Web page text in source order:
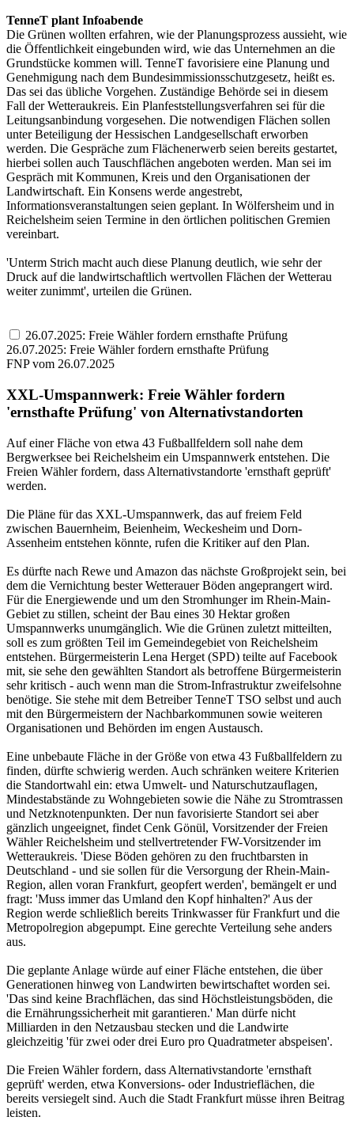
TenneT plant Infoabende
Die Grünen wollten erfahren, wie der Planungsprozess aussieht, wie
die Öffentlichkeit eingebunden wird, wie das Unternehmen an die
Grundstücke kommen will. TenneT favorisiere eine Planung und
Genehmigung nach dem Bundesimmissionsschutzgesetz, heißt es.
Das sei das übliche Vorgehen. Zuständige Behörde sei in diesem
Fall der Wetteraukreis. Ein Planfeststellungsverfahren sei für die
Leitungsanbindung vorgesehen. Die notwendigen Flächen sollen
unter Beteiligung der Hessischen Landgesellschaft erworben
werden. Die Gespräche zum Flächenerwerb seien bereits gestartet,
hierbei sollen auch Tauschflächen angeboten werden. Man sei im
Gespräch mit Kommunen, Kreis und den Organisationen der
Landwirtschaft. Ein Konsens werde angestrebt,
Informationsveranstaltungen seien geplant. In Wölfersheim und in
Reichelsheim seien Termine in den örtlichen politischen Gremien
vereinbart.
'Unterm Strich macht auch diese Planung deutlich, wie sehr der
Druck auf die landwirtschaftlich wertvollen Flächen der Wetterau
weiter zunimmt', urteilen die Grünen.
26.07.2025: Freie Wähler fordern ernsthafte Prüfung
26.07.2025: Freie Wähler fordern ernsthafte Prüfung
FNP vom 26.07.2025
XXL-Umspannwerk: Freie Wähler fordern
'ernsthafte Prüfung' von Alternativstandorten
Auf einer Fläche von etwa 43 Fußballfeldern soll nahe dem
Bergwerksee bei Reichelsheim ein Umspannwerk entstehen. Die
Freien Wähler fordern, dass Alternativstandorte 'ernsthaft geprüft'
werden.
Die Pläne für das XXL-Umspannwerk, das auf freiem Feld
zwischen Bauernheim, Beienheim, Weckesheim und Dorn-
Assenheim entstehen könnte, rufen die Kritiker auf den Plan.
Es dürfte nach Rewe und Amazon das nächste Großprojekt sein, bei
dem die Vernichtung bester Wetterauer Böden angeprangert wird.
Für die Energiewende und um den Stromhunger im Rhein-Main-
Gebiet zu stillen, scheint der Bau eines 30 Hektar großen
Umspannwerks unumgänglich. Wie die Grünen zuletzt mitteilten,
soll es zum größten Teil im Gemeindegebiet von Reichelsheim
entstehen. Bürgermeisterin Lena Herget (SPD) teilte auf Facebook
mit, sie sehe den gewählten Standort als betroffene Bürgermeisterin
sehr kritisch - auch wenn man die Strom-Infrastruktur zweifelsohne
benötige. Sie stehe mit dem Betreiber TenneT TSO selbst und auch
mit den Bürgermeistern der Nachbarkommunen sowie weiteren
Organisationen und Behörden im engen Austausch.
Eine unbebaute Fläche in der Größe von etwa 43 Fußballfeldern zu
finden, dürfte schwierig werden. Auch schränken weitere Kriterien
die Standortwahl ein: etwa Umwelt- und Naturschutzauflagen,
Mindestabstände zu Wohngebieten sowie die Nähe zu Stromtrassen
und Netzknotenpunkten. Der nun favorisierte Standort sei aber
gänzlich ungeeignet, findet Cenk Gönül, Vorsitzender der Freien
Wähler Reichelsheim und stellvertretender FW-Vorsitzender im
Wetteraukreis. 'Diese Böden gehören zu den fruchtbarsten in
Deutschland - und sie sollen für die Versorgung der Rhein-Main-
Region, allen voran Frankfurt, geopfert werden', bemängelt er und
fragt: 'Muss immer das Umland den Kopf hinhalten?' Aus der
Region werde schließlich bereits Trinkwasser für Frankfurt und die
Metropolregion abgepumpt. Eine gerechte Verteilung sehe anders
aus.
Die geplante Anlage würde auf einer Fläche entstehen, die über
Generationen hinweg von Landwirten bewirtschaftet worden sei.
'Das sind keine Brachflächen, das sind Höchstleistungsböden, die
die Ernährungssicherheit mit garantieren.' Man dürfe nicht
Milliarden in den Netzausbau stecken und die Landwirte
gleichzeitig 'für zwei oder drei Euro pro Quadratmeter abspeisen'.
Die Freien Wähler fordern, dass Alternativstandorte 'ernsthaft
geprüft' werden, etwa Konversions- oder Industrieflächen, die
bereits versiegelt sind. Auch die Stadt Frankfurt müsse ihren Beitrag
leisten.